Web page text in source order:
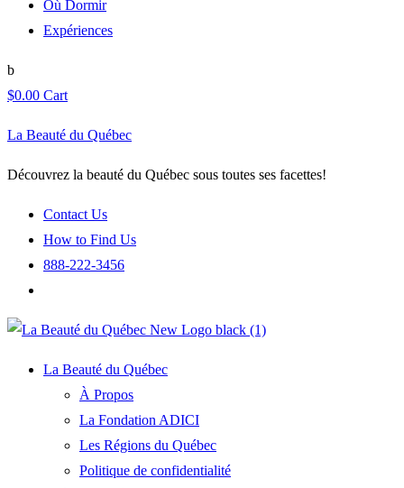
Où Dormir
Expériences
$0.00 Cart
La Beauté du Québec
Découvrez la beauté du Québec sous toutes ses facettes!
Contact Us
How to Find Us
888-222-3456
La Beauté du Québec
À Propos
La Fondation ADICI
Les Régions du Québec
Politique de confidentialité